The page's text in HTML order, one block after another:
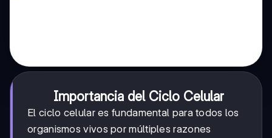
Importancia del Ciclo Celular
El ciclo celular es fundamental para todos los
organismos vivos por múltiples razones